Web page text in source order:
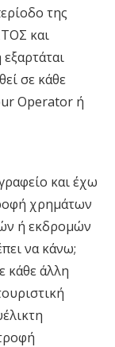
της
και
σε κάθε
Operator ή
και έχω
χρηµάτων
ή εκδροµών
να κάνω;
κάθε άλλη